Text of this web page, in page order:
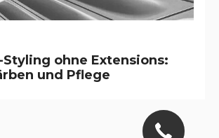
ohne Extensions:
und Pflege